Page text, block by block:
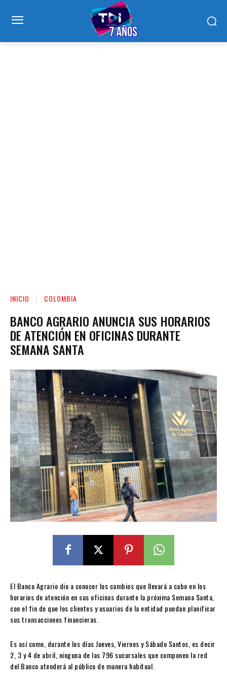
INICIO COLOMBIA
BANCO AGRARIO ANUNCIA SUS HORARIOS
DE ATENCIÓN EN OFICINAS DURANTE
SEMANA SANTA
El Banco Agrario dio a conocer los cambios que llevará a cabo en los
horarios de atención en sus oficinas durante la próxima Semana Santa,
con el fin de que los clientes y usuarios de la entidad puedan planificar
sus transacciones financieras.
Es así como, durante los días Jueves, Viernes y Sábado Santos, es decir
2, 3 y 4 de abril, ninguna de las 796 sucursales que componen la red
del Banco atenderá al público de manera habitual.